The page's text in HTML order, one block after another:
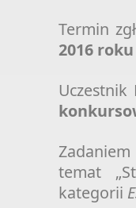
Termin
2016 roku
temat
kategorii